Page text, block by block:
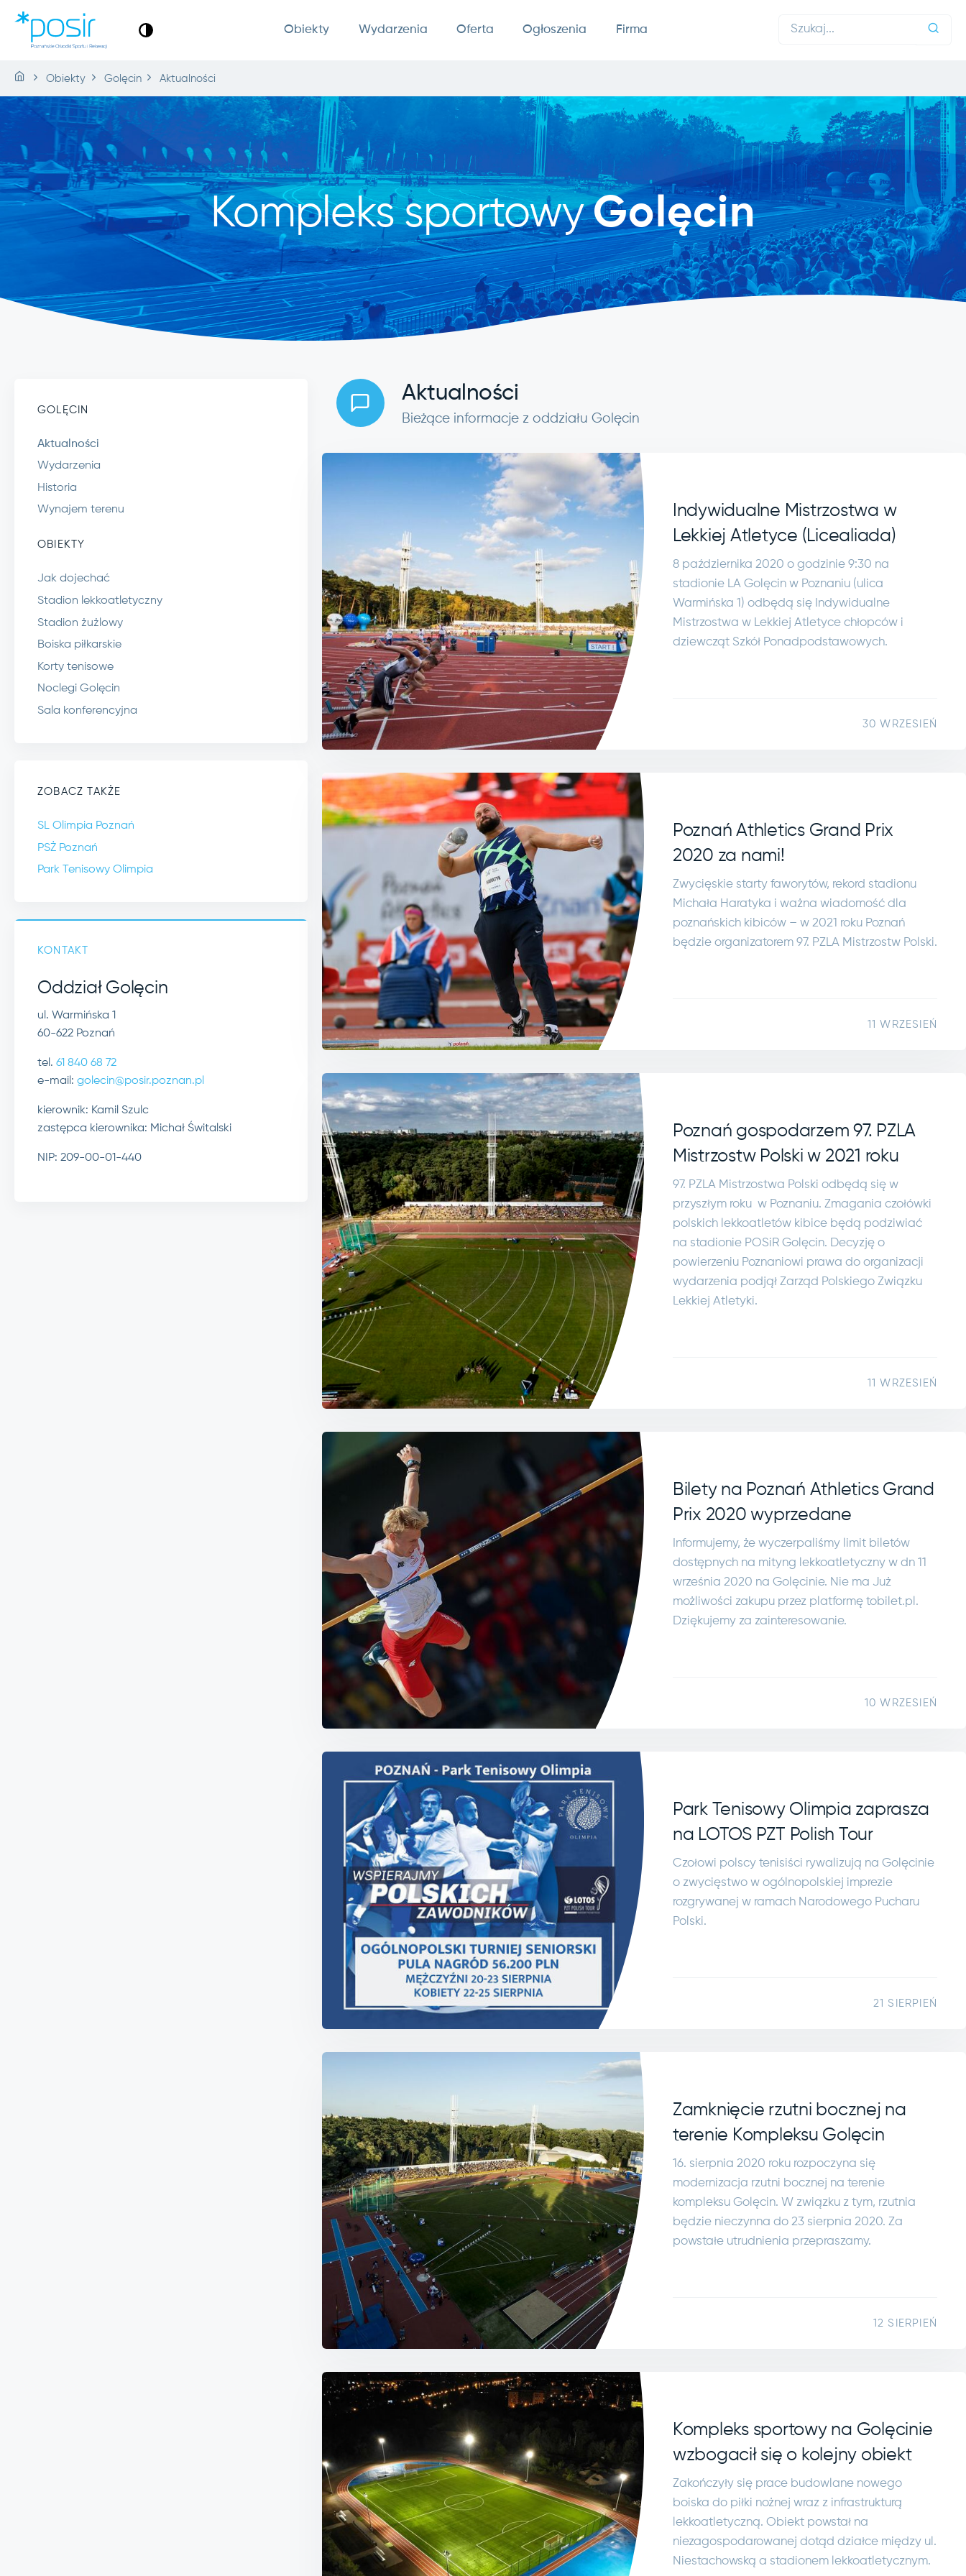
Obiekty Wydarzenia Oferta Ogłoszenia Firma
Obiekty Golęcin Aktualności
Kompleks sportowyGolęcin
GOLĘCIN
Aktualności
Wydarzenia
Historia
Wynajem terenu
OBIEKTY
Jak dojechać
Stadion lekkoatletyczny
Stadion żużlowy
Boiska piłkarskie
Korty tenisowe
Noclegi Golęcin
Sala konferencyjna
ZOBACZ TAKŻE
SL Olimpia Poznań
PSŻ Poznań
Park Tenisowy Olimpia
KONTAKT
Oddział Golęcin
ul. Warmińska 1
60-622 Poznań
tel. 61 840 68 72
e-mail: golecin@posir.poznan.pl
kierownik: Kamil Szulc
zastępca kierownika: Michał Świtalski
NIP: 209-00-01-440
Aktualności
Bieżące informacje z oddziału Golęcin
Indywidualne Mistrzostwa w
Lekkiej Atletyce (Licealiada)
8 października 2020 o godzinie 9:30 na
stadionie LA Golęcin w Poznaniu (ulica
Warmińska 1) odbędą się Indywidualne
Mistrzostwa w Lekkiej Atletyce chłopców i
dziewcząt Szkół Ponadpodstawowych.
30 WRZESIEŃ
Poznań Athletics Grand Prix
2020 za nami!
Zwycięskie starty faworytów, rekord stadionu
Michała Haratyka i ważna wiadomość dla
poznańskich kibiców – w 2021 roku Poznań
będzie organizatorem 97. PZLA Mistrzostw Polski.
11 WRZESIEŃ
Poznań gospodarzem 97. PZLA
Mistrzostw Polski w 2021 roku
97. PZLA Mistrzostwa Polski odbędą się w
przyszłym roku w Poznaniu. Zmagania czołówki
polskich lekkoatletów kibice będą podziwiać
na stadionie POSiR Golęcin. Decyzję o
powierzeniu Poznaniowi prawa do organizacji
wydarzenia podjął Zarząd Polskiego Związku
Lekkiej Atletyki.
11 WRZESIEŃ
Bilety na Poznań Athletics Grand
Prix 2020 wyprzedane
Informujemy, że wyczerpaliśmy limit biletów
dostępnych na mityng lekkoatletyczny w dn 11
września 2020 na Golęcinie. Nie ma Już
możliwości zakupu przez platformę tobilet.pl.
Dziękujemy za zainteresowanie.
10 WRZESIEŃ
Park Tenisowy Olimpia zaprasza
na LOTOS PZT Polish Tour
Czołowi polscy tenisiści rywalizują na Golęcinie
o zwycięstwo w ogólnopolskiej imprezie
rozgrywanej w ramach Narodowego Pucharu
Polski.
21 SIERPIEŃ
Zamknięcie rzutni bocznej na
terenie Kompleksu Golęcin
16. sierpnia 2020 roku rozpoczyna się
modernizacja rzutni bocznej na terenie
kompleksu Golęcin. W związku z tym, rzutnia
będzie nieczynna do 23 sierpnia 2020. Za
powstałe utrudnienia przepraszamy.
12 SIERPIEŃ
Kompleks sportowy na Golęcinie
wzbogacił się o kolejny obiekt
Zakończyły się prace budowlane nowego
boiska do piłki nożnej wraz z infrastrukturą
lekkoatletyczną. Obiekt powstał na
niezagospodarowanej dotąd działce między ul.
Niestachowską a stadionem lekkoatletycznym.